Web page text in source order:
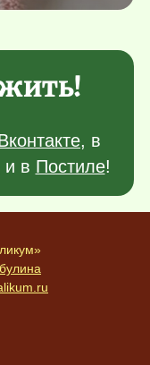
, в
и в Постиле!